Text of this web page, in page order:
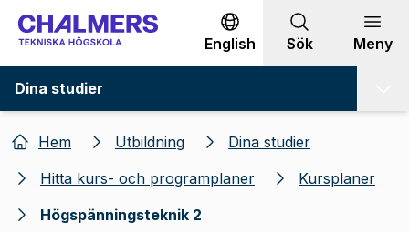
Gå till innehållet
English Sök Meny
Dina studier
Hem Utbildning
Dina studier
Hitta kurs- och programplaner
Kursplaner
Högspänningsteknik 2